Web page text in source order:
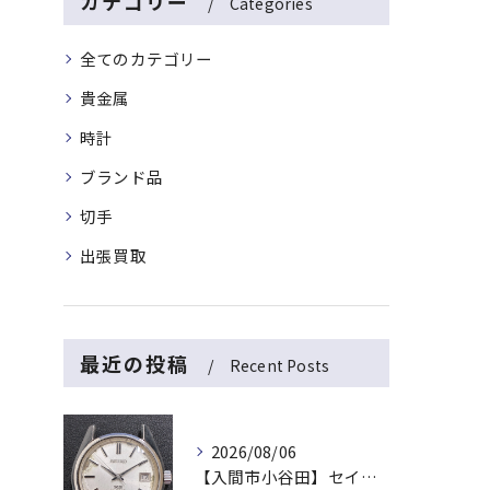
全てのカテゴリー
貴金属
時計
ブランド品
切手
出張買取
最近の投稿 Recent Posts
2026/08/06
【入間市小谷田】セイコーの名機「キングセイコー（45KS）」をお買取！ベルトなし・文字盤のシミ・不動品も高価買取いたします